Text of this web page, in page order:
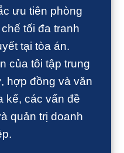
ưu tiên phòng
tối đa tranh
tại tòa án.
của tôi tập trung
hợp đồng và văn
kế, các vấn đề
quản trị doanh